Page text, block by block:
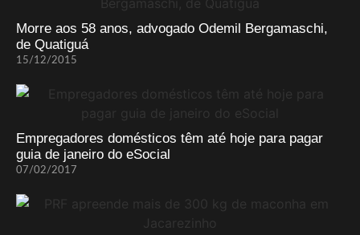
Morre aos 58 anos, advogado Odemil Bergamaschi,
de Quatiguá
15/12/2015
Empregadores domésticos têm até hoje para pagar
guia de janeiro do eSocial
07/02/2017